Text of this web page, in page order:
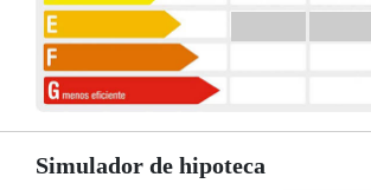
Simulador de hipoteca